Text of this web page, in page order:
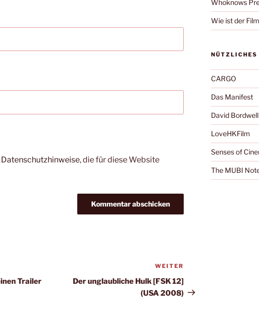
Datenschutzhinweise, die für diese Website
Trailer
WEITER
Der unglaubliche Hulk [FSK 12]
(USA 2008)
Whoknows
Wie ist der
NÜTZLICHES
CARGO
Das Manifest
David Bordwell
LoveHKFilm
Senses of
The MUBI